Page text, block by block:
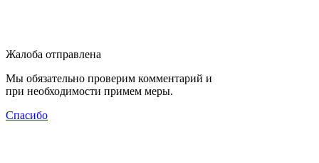
Жалоба отправлена
Мы обязательно проверим комментарий и
при необходимости примем меры.
Спасибо